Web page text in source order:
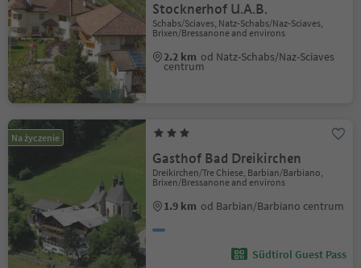
Stocknerhof U.A.B.
Schabs/Sciaves, Natz-Schabs/Naz-Sciaves,
Brixen/Bressanone and environs
2.2 km od Natz-Schabs/Naz-Sciaves
centrum
Na życzenie
Gasthof Bad Dreikirchen
Dreikirchen/Tre Chiese, Barbian/Barbiano,
Brixen/Bressanone and environs
1.9 km od Barbian/Barbiano centrum
Südtirol Guest Pass